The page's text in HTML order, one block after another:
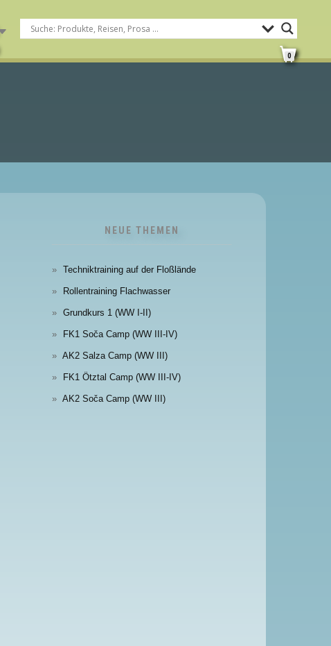
0
NEUE THEMEN
Techniktraining auf der Floßlände
Rollentraining Flachwasser
Grundkurs 1 (WW I-II)
FK1 Soča Camp (WW III-IV)
AK2 Salza Camp (WW III)
FK1 Ötztal Camp (WW III-IV)
AK2 Soča Camp (WW III)